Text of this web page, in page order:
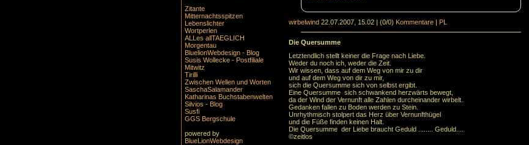
Zitante
Mitternachtsspitzen
Lebenslichter
Wortperlen
ALLes allTAEGLICH
Morgentau
BluelionWebdesign - Blog
Susis Wollecke - Postfiliale
Mitwitz
Tirilli
Zwischen Wellen und Worten
SaschaSalamander
Katharinas Buchstabenwelten
Silvios - Blog
Susfi
GGS Bergschule
powered by
BlueLionWebdesign
wirbelwind 22.07.2007, 15.02 (0/0) Kommentare PL
Die Quersumme
Letztendlich stellt keiner die Frage nach Liebe.
Weder du noch ich, weder die Zeit.
Wir wissen, dass auf dem Weg von mir zu dir
und auf dem Weg von dir zu mir,
sich die Quersumme sich von selbst ergibt.
Eine Quersumme sich schwankend herzwärts bewegt,
da der Wind der Vernunft alle Zahlen durcheinander wirbelt.
Gedanken fallen zu Boden werden zu Stein.
Unrhythmisch stolpert das Herz über Vernunfthügel
und die Füße finden keinen Halt.
Die Quersumme der Liebe braucht Geduld ........ Geduld....
©zeitlos